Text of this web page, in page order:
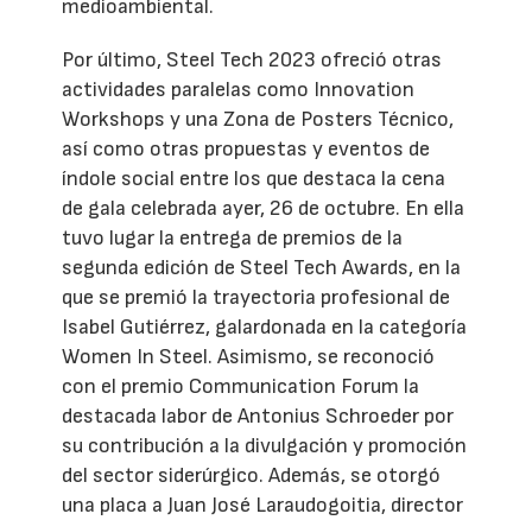
medioambiental.
Por último, Steel Tech 2023 ofreció otras
actividades paralelas como Innovation
Workshops y una Zona de Posters Técnico,
así como otras propuestas y eventos de
índole social entre los que destaca la cena
de gala celebrada ayer, 26 de octubre. En ella
tuvo lugar la entrega de premios de la
segunda edición de Steel Tech Awards, en la
que se premió la trayectoria profesional de
Isabel Gutiérrez, galardonada en la categoría
Women In Steel. Asimismo, se reconoció
con el premio Communication Forum la
destacada labor de Antonius Schroeder por
su contribución a la divulgación y promoción
del sector siderúrgico. Además, se otorgó
una placa a Juan José Laraudogoitia, director